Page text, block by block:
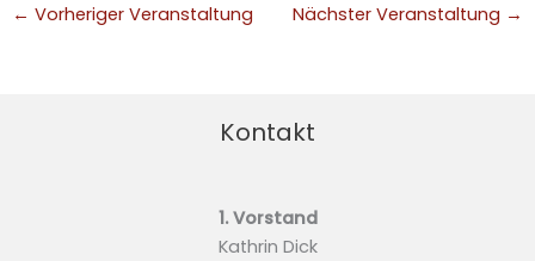
← Vorheriger Veranstaltung Nächster Veranstaltung →
Kontakt
1. Vorstand
Kathrin Dick